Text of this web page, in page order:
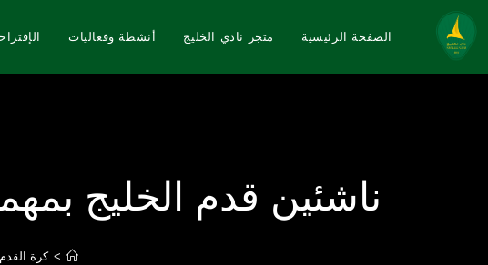
الصفحة الرئيسية متجر نادي الخليج أنشطة وفعاليات
ناشئين قدم الخليج
> كرة القدم